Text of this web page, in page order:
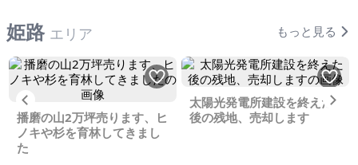
姫路 エリア もっと見る
Previous
播磨の山2万坪売ります、ヒ
ノキや杉を育林してきまし
た
太陽光発電所建設を終えた
後の残地、売却します